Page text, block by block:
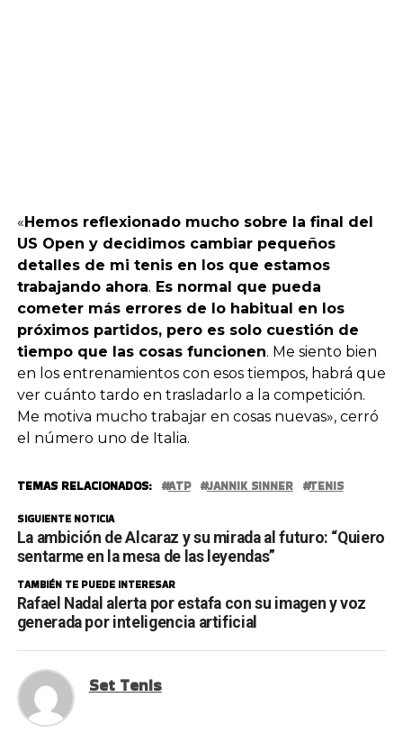
«Hemos reflexionado mucho sobre la final del
US Open y decidimos cambiar pequeños
detalles de mi tenis en los que estamos
trabajando ahora. Es normal que pueda
cometer más errores de lo habitual en los
próximos partidos, pero es solo cuestión de
tiempo que las cosas funcionen. Me siento bien
en los entrenamientos con esos tiempos, habrá que
ver cuánto tardo en trasladarlo a la competición.
Me motiva mucho trabajar en cosas nuevas», cerró
el número uno de Italia.
TEMAS RELACIONADOS: ATP JANNIK SINNER TENIS
SIGUIENTE NOTICIA
La ambición de Alcaraz y su mirada al futuro: “Quiero
sentarme en la mesa de las leyendas”
TAMBIÉN TE PUEDE INTERESAR
Rafael Nadal alerta por estafa con su imagen y voz
generada por inteligencia artificial
Set Tenis